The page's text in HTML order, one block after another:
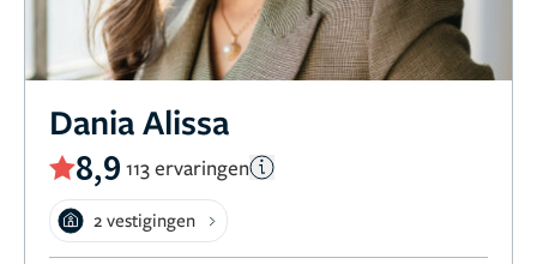
Dania Alissa
8,9 113 ervaringen
2 vestigingen